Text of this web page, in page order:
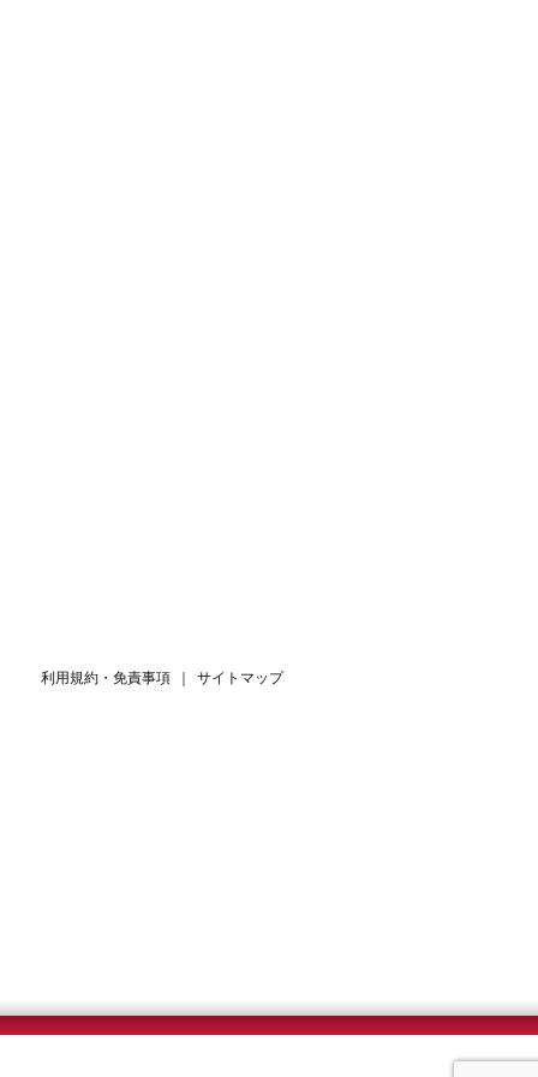
サイトマップ
利用規約・免責事項